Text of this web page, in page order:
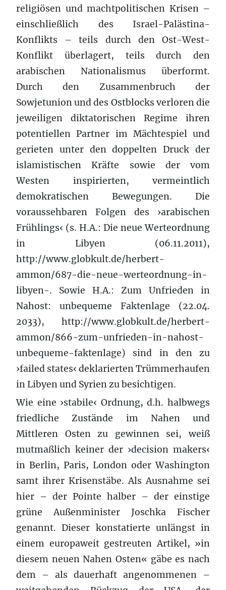
religiösen und machtpolitischen Krisen –
einschließlich des Israel-Palästina-
Konflikts – teils durch den Ost-West-
Konflikt überlagert, teils durch den
arabischen Nationalismus überformt.
Durch den Zusammenbruch der
Sowjetunion und des Ostblocks verloren die
jeweiligen diktatorischen Regime ihren
potentiellen Partner im Mächtespiel und
gerieten unter den doppelten Druck der
islamistischen Kräfte sowie der vom
Westen inspirierten, vermeintlich
demokratischen Bewegungen. Die
voraussehbaren Folgen des ›arabischen
Frühlings‹ (s. H.A.: Die neue Werteordnung
in Libyen (06.11.2011),
http://www.globkult.de/herbert-
ammon/687-die-neue-werteordnung-in-
libyen-. Sowie H.A.: Zum Unfrieden in
Nahost: unbequeme Faktenlage (22.04.
2033), http://www.globkult.de/herbert-
ammon/866-zum-unfrieden-in-nahost-
unbequeme-faktenlage) sind in den zu
›failed states‹ deklarierten Trümmerhaufen
in Libyen und Syrien zu besichtigen.
Wie eine ›stabile‹ Ordnung, d.h. halbwegs
friedliche Zustände im Nahen und
Mittleren Osten zu gewinnen sei, weiß
mutmaßlich keiner der ›decision makers‹
in Berlin, Paris, London oder Washington
samt ihrer Krisenstäbe. Als Ausnahme sei
hier – der Pointe halber – der einstige
grüne Außenminister Joschka Fischer
genannt. Dieser konstatierte unlängst in
einem europaweit gestreuten Artikel, »in
diesem neuen Nahen Osten« gäbe es nach
dem – als dauerhaft angenommenen –